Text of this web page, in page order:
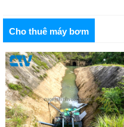
Cho thuê máy bơm